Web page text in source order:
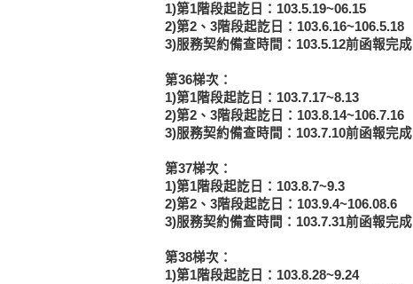
1)第1階段起訖日：103.5.19~06.15
2)第2、3階段起訖日：103.6.16~106.5.18
3)服務契約備查時間：103.5.12前函報完成
第36梯次：
1)第1階段起訖日：103.7.17~8.13
2)第2、3階段起訖日：103.8.14~106.7.16
3)服務契約備查時間：103.7.10前函報完成
第37梯次：
1)第1階段起訖日：103.8.7~9.3
2)第2、3階段起訖日：103.9.4~106.08.6
3)服務契約備查時間：103.7.31前函報完成
第38梯次：
1)第1階段起訖日：103.8.28~9.24